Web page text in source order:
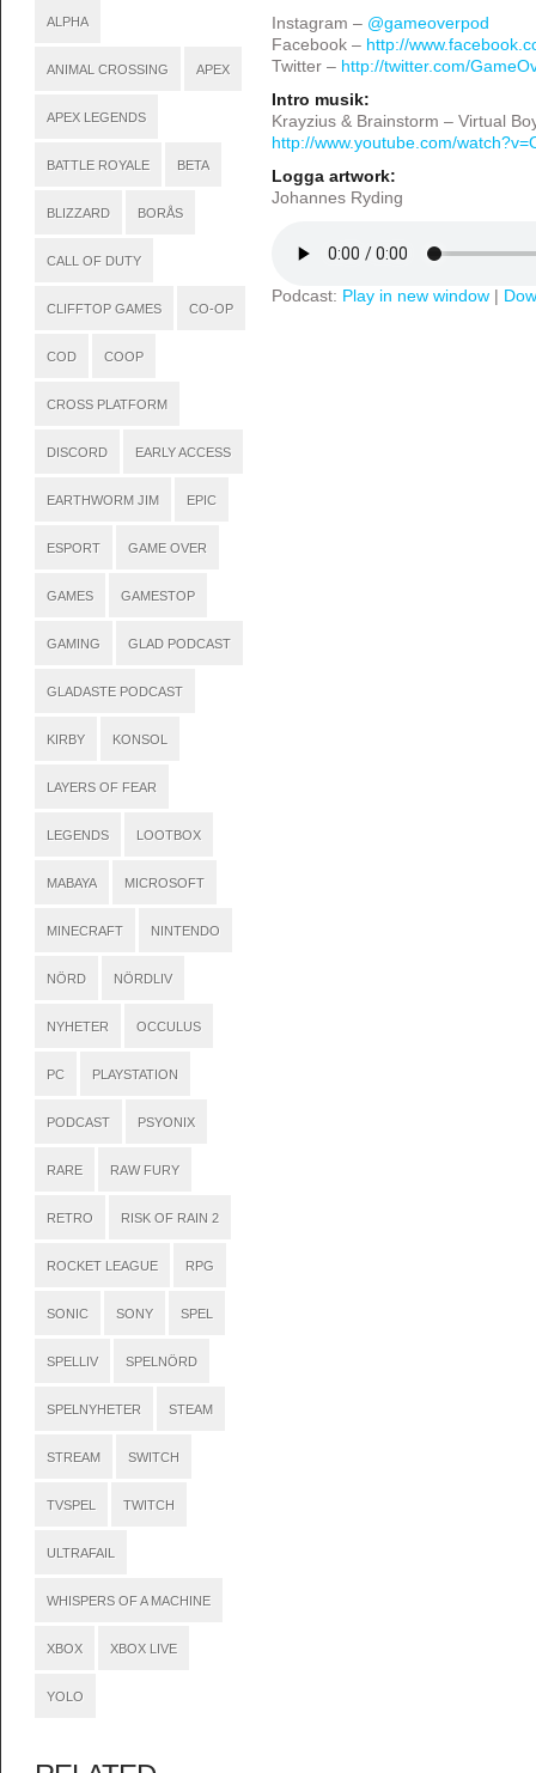
ALPHA
ANIMAL CROSSING APEX
APEX LEGENDS
BATTLE ROYALE BETA
BLIZZARD BORÅS
CALL OF DUTY
CLIFFTOP GAMES CO-OP
COD COOP
CROSS PLATFORM
DISCORD EARLY ACCESS
EARTHWORM JIM EPIC
ESPORT GAME OVER
GAMES GAMESTOP
GAMING GLAD PODCAST
GLADASTE PODCAST
KIRBY KONSOL
LAYERS OF FEAR
LEGENDS LOOTBOX
MABAYA MICROSOFT
MINECRAFT NINTENDO
NÖRD NÖRDLIV
NYHETER OCCULUS
PC PLAYSTATION
PODCAST PSYONIX
RARE RAW FURY
RETRO RISK OF RAIN 2
ROCKET LEAGUE RPG
SONIC SONY SPEL
SPELLIV SPELNÖRD
SPELNYHETER STEAM
STREAM SWITCH
TVSPEL TWITCH
ULTRAFAIL
WHISPERS OF A MACHINE
XBOX XBOX LIVE
YOLO
Instagram – @gameoverpod
Facebook – http://
Twitter – http://twitter.com/
Intro musik:
Krayzius & Brainstorm – Virtual
http://www.youtube.com/
Logga artwork:
Johannes Ryding
Podcast: Play in new window|